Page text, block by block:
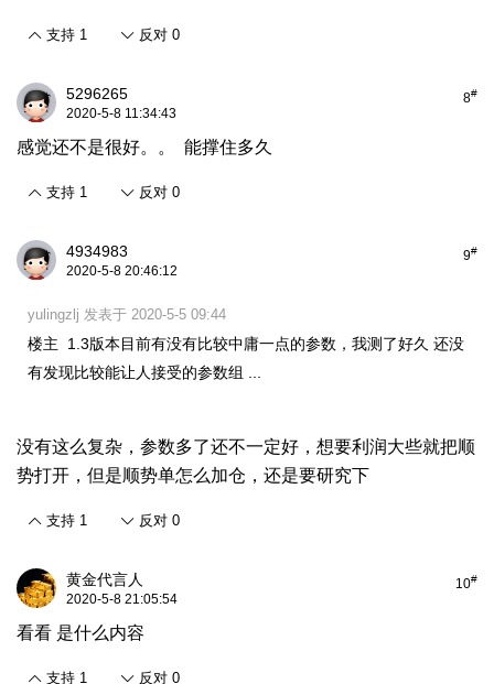
支持 1 反对 0
8#
5296265
2020-5-8 11:34:43
感觉还不是很好。。 能撑住多久
支持 1 反对 0
9#
4934983
2020-5-8 20:46:12
yulingzlj 发表于 2020-5-5 09:44
楼主 1.3版本目前有没有比较中庸一点的参数，我测了好久 还没
有发现比较能让人接受的参数组 ...
没有这么复杂，参数多了还不一定好，想要利润大些就把顺
势打开，但是顺势单怎么加仓，还是要研究下
支持 1 反对 0
10#
黄金代言人
2020-5-8 21:05:54
看看 是什么内容
支持 1 反对 0